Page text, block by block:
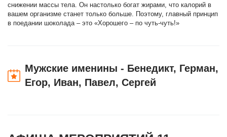
снижении массы тела. Он настолько богат жирами, что калорий в
вашем организме станет только больше. Поэтому, главный принцип
в поедании шоколада – это «Хорошего – по чуть-чуть!»
Мужские именины - Бенедикт, Герман,
Егор, Иван, Павел, Сергей